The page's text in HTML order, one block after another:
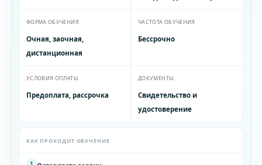
ФОРМА ОБУЧЕНИЯ
Очная, заочная,
дистанционная
ЧАСТОТА ОБУЧЕНИЯ
Бессрочно
УСЛОВИЯ ОПЛАТЫ
Предоплата, рассрочка
ДОКУМЕНТЫ
Свидетельство и
удостоверение
КАК ПРОХОДИТ ОБУЧЕНИЕ